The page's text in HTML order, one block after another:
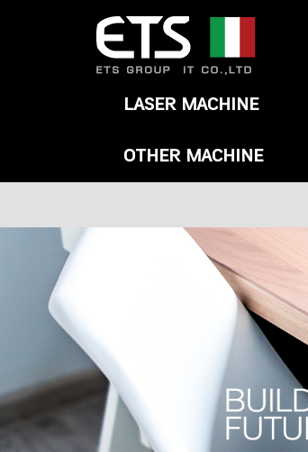
LASER MACHINE
OTHER MACHINE